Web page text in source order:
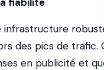
infrastructure
des pics de trafic.
en publicité et